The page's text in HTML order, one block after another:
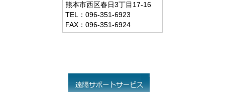
熊本市西区春日3丁目17-16
TEL：096-351-6923
FAX：096-351-6924